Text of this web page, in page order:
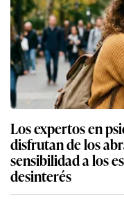
Los expertos en
disfrutan de los
sensibilidad a los
desinterés